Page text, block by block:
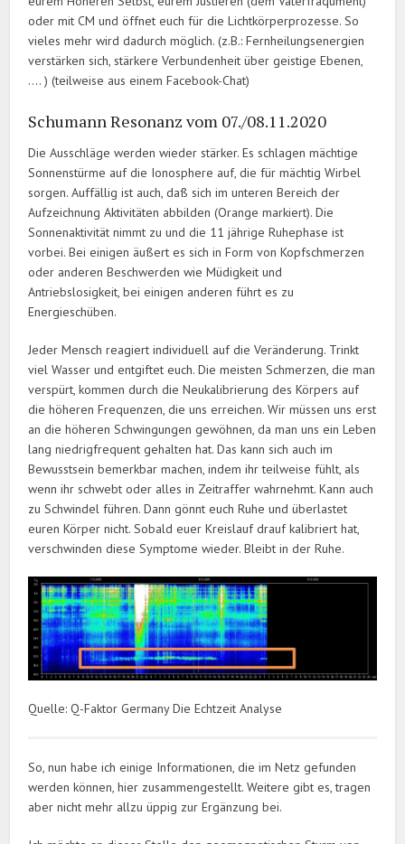
oder mit CM und öffnet euch für die Lichtkörperprozesse. So
vieles mehr wird dadurch möglich. (z.B.: Fernheilungsenergien
verstärken sich, stärkere Verbundenheit über geistige Ebenen,
…. ) (teilweise aus einem Facebook-Chat)
Schumann Resonanz vom 07./08.11.2020
Die Ausschläge werden wieder stärker. Es schlagen mächtige
Sonnenstürme auf die Ionosphere auf, die für mächtig Wirbel
sorgen. Auffällig ist auch, daß sich im unteren Bereich der
Aufzeichnung Aktivitäten abbilden (Orange markiert). Die
Sonnenaktivität nimmt zu und die 11 jährige Ruhephase ist
vorbei. Bei einigen äußert es sich in Form von Kopfschmerzen
oder anderen Beschwerden wie Müdigkeit und
Antriebslosigkeit, bei einigen anderen führt es zu
Energieschüben.
Jeder Mensch reagiert individuell auf die Veränderung. Trinkt
viel Wasser und entgiftet euch. Die meisten Schmerzen, die man
verspürt, kommen durch die Neukalibrierung des Körpers auf
die höheren Frequenzen, die uns erreichen. Wir müssen uns erst
an die höheren Schwingungen gewöhnen, da man uns ein Leben
lang niedrigfrequent gehalten hat. Das kann sich auch im
Bewusstsein bemerkbar machen, indem ihr teilweise fühlt, als
wenn ihr schwebt oder alles in Zeitraffer wahrnehmt. Kann auch
zu Schwindel führen. Dann gönnt euch Ruhe und überlastet
euren Körper nicht. Sobald euer Kreislauf drauf kalibriert hat,
verschwinden diese Symptome wieder. Bleibt in der Ruhe.
Quelle: Q-Faktor Germany Die Echtzeit Analyse
So, nun habe ich einige Informationen, die im Netz gefunden
werden können, hier zusammengestellt. Weitere gibt es, tragen
aber nicht mehr allzu üppig zur Ergänzung bei.